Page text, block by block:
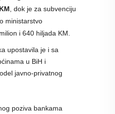
, dok je za subvenciju
ministarstvo
i 640 hiljada KM.
upostavila je i sa
u BiH i
javno-privatnog
poziva bankama